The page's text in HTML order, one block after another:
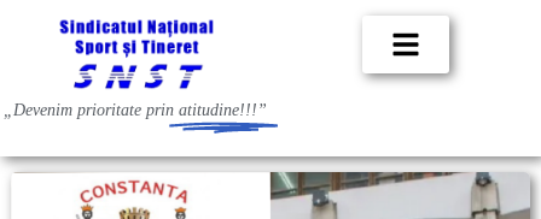
„Devenim prioritate prin atitudine!!!”